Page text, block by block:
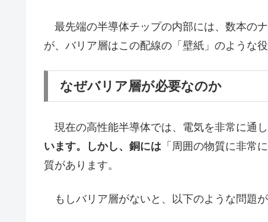
最先端の半導体チップの内部には、数本の
が、バリア層はこの配線の「壁紙」のような
なぜバリア層が必要なのか
現在の高性能半導体では、電気を非常に通し
います。しかし、銅には 「周囲の物質に非常
質があります。
もしバリア層がないと、以下のような問題が